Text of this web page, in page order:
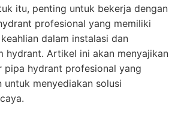
itu, penting untuk bekerja dengan
profesional yang memiliki
dalam instalasi dan
hydrant. Artikel ini akan menyajikan
hydrant profesional yang
menyediakan solusi